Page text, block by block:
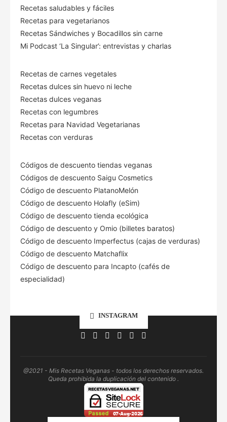
Recetas saludables y fáciles
Recetas para vegetarianos
Recetas Sándwiches y Bocadillos sin carne
Mi Podcast ‘La Singular’: entrevistas y charlas
Recetas de carnes vegetales
Recetas dulces sin huevo ni leche
Recetas dulces veganas
Recetas con legumbres
Recetas para Navidad Vegetarianas
Recetas con verduras
Códigos de descuento tiendas veganas
Códigos de descuento Saigu Cosmetics
Código de descuento PlatanoMelón
Código de descuento Holafly (eSim)
Código de descuento tienda ecológica
Código de descuento y Omio (billetes baratos)
Código de descuento Imperfectus (cajas de verduras)
Código de descuento Matchaflix
Código de descuento para Incapto (cafés de
especialidad)
INSTAGRAM
@2021 - Mis Recetas Veganas - todos los derechos reservados.
Queda prohibida la duplicación del contenido .